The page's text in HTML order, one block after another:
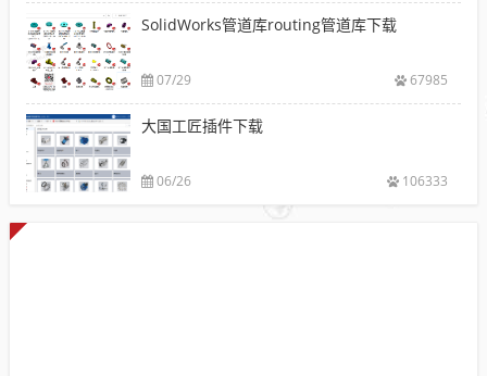
SolidWorks管道库routing管道库下载
07/29 67985
大国工匠插件下载
06/26 106333